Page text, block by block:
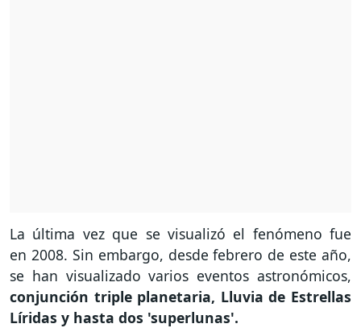
La última vez que se visualizó el fenómeno fue
en 2008. Sin embargo, desde febrero de este año,
se han visualizado varios eventos astronómicos,
conjunción triple planetaria, Lluvia de Estrellas
Líridas y hasta dos 'superlunas'.